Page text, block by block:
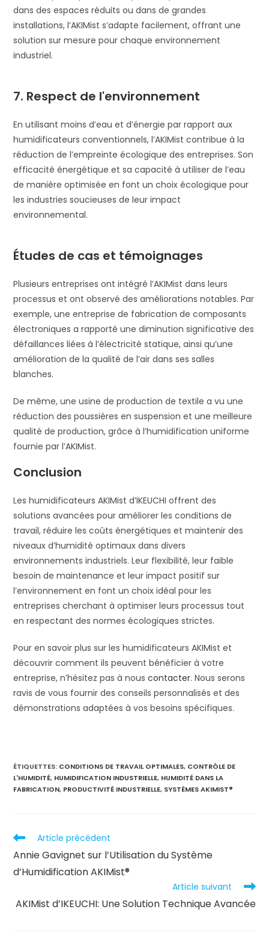
dans des espaces réduits ou dans de grandes
installations, l’AKIMist s’adapte facilement, offrant une
solution sur mesure pour chaque environnement
industriel.
7. Respect de l'environnement
En utilisant moins d’eau et d’énergie par rapport aux
humidificateurs conventionnels, l’AKIMist contribue à la
réduction de l’empreinte écologique des entreprises. Son
efficacité énergétique et sa capacité à utiliser de l’eau
de manière optimisée en font un choix écologique pour
les industries soucieuses de leur impact
environnemental.
Études de cas et témoignages
Plusieurs entreprises ont intégré l’AKIMist dans leurs
processus et ont observé des améliorations notables. Par
exemple, une entreprise de fabrication de composants
électroniques a rapporté une diminution significative des
défaillances liées à l’électricité statique, ainsi qu’une
amélioration de la qualité de l’air dans ses salles
blanches.
De même, une usine de production de textile a vu une
réduction des poussières en suspension et une meilleure
qualité de production, grâce à l’humidification uniforme
fournie par l’AKIMist.
Conclusion
Les humidificateurs AKIMist d’IKEUCHI offrent des
solutions avancées pour améliorer les conditions de
travail, réduire les coûts énergétiques et maintenir des
niveaux d’humidité optimaux dans divers
environnements industriels. Leur flexibilité, leur faible
besoin de maintenance et leur impact positif sur
l’environnement en font un choix idéal pour les
entreprises cherchant à optimiser leurs processus tout
en respectant des normes écologiques strictes.
Pour en savoir plus sur les humidificateurs AKIMist et
découvrir comment ils peuvent bénéficier à votre
entreprise, n’hésitez pas à nouscontacter. Nous serons
ravis de vous fournir des conseils personnalisés et des
démonstrations adaptées à vos besoins spécifiques.
ÉTIQUETTES: CONDITIONS DE TRAVAIL OPTIMALES, CONTRÔLE DE
L'HUMIDITÉ, HUMIDIFICATION INDUSTRIELLE, HUMIDITÉ DANS LA
FABRICATION, PRODUCTIVITÉ INDUSTRIELLE, SYSTÈMES AKIMIST®
Article précédent
Annie Gavignet sur l’Utilisation du Système
d’Humidification AKIMist®
Article suivant
AKIMist d’IKEUCHI: Une Solution Technique Avancée